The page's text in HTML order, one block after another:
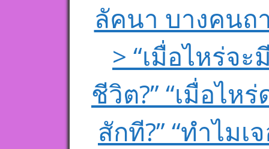
ลัคนา บางคนถ
> “เมื่อไหร่จ
ชีวิต?” “เมื่อไห
สักที?” “ทำไม